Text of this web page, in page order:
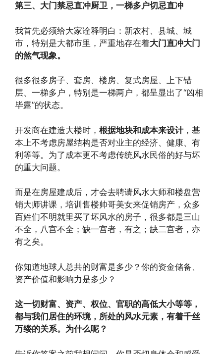
第三、大门禁忌直冲厨卫，一梯多户切忌直冲
我首先必须给大家诠释明白：新农村、县城、城
市，特别是大都市里，严重地存在着大门直冲大门
的煞气现象。
很多很多房子、套房、楼房、复式房屋、上下错
层、一梯多户，特别是一梯两户，都呈显出了“凶相
毕露”的状态。
开发商在建造大楼时， 根据地块和成本来设计，基
本上不考虑房屋结构是否对业主的经济、健康、有
利等等。为了成本更不考虑传统风水民俗的好与坏
的重大问题。
而是在房屋建成后，才会去聘请风水大师和楼盘营
销大师讲课，培训售楼帅哥美女来促销房产，众多
百姓们不明就里买了坏风水的房子，很多都是三山
不全，八宫不全；缺一宫者，有之；缺二宫者，亦
有之矣。
你知道地球人总共的财富是多少？你的资金储备、
资产价值和影响力是多少？
这一切财富、资产、权位、官职的高低大小等等，
都与我们居住的环境，所处的风水元素，有着千丝
万缕的关系。为什么呢？